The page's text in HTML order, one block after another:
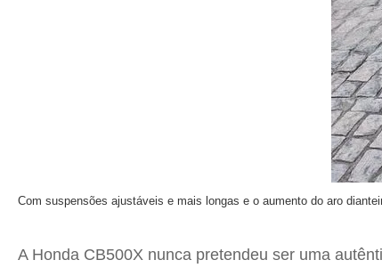
Com suspensões ajustáveis e mais longas e o aumento do aro
A Honda CB500X nunca pretendeu ser uma